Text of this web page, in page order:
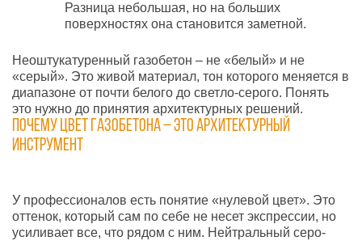
Разница небольшая, но на больших
поверхностях она становится заметной.
Неоштукатуренный газобетон – не «белый» и не
«серый». Это живой материал, тон которого меняется в
диапазоне от почти белого до светло-серого. Понять
это нужно до принятия архитектурных решений.
Почему цвет газобетона – это архитектурный
инструмент
У профессионалов есть понятие «нулевой цвет». Это
оттенок, который сам по себе не несет экспрессии, но
усиливает все, что рядом с ним. Нейтральный серо-